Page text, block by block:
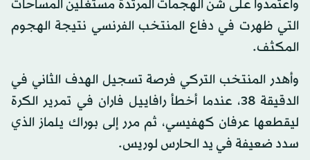
واعتمدوا على شن الهجمات المرتدة مستغلين المساحات
التي ظهرت في دفاع المنتخب الفرنسي نتيجة الهجوم
المكثف.
وأهدر المنتخب التركي فرصة تسجيل الهدف الثاني في
الدقيقة 38، عندما أخطأ رافاييل فاران في تمرير الكرة
ليقطعها عرفان كهفيسي، ثم مرر إلى بوراك يلماز الذي
سدد ضعيفة في يد الحارس لوريس.